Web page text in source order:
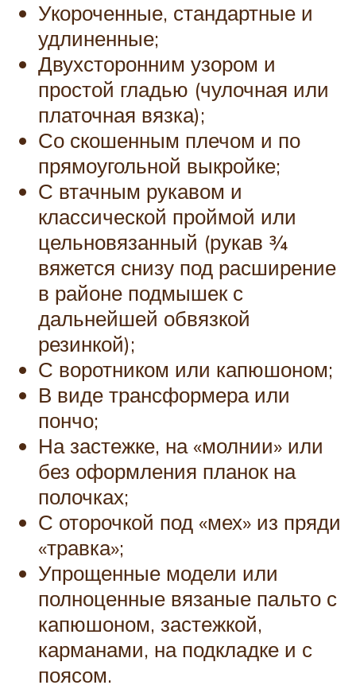
Укороченные, стандартные и
удлиненные;
Двухсторонним узором и
простой гладью (чулочная или
платочная вязка);
Со скошенным плечом и по
прямоугольной выкройке;
С втачным рукавом и
классической проймой или
цельновязанный (рукав ¾
вяжется снизу под расширение
в районе подмышек с
дальнейшей обвязкой
резинкой);
С воротником или капюшоном;
В виде трансформера или
пончо;
На застежке, на «молнии» или
без оформления планок на
полочках;
С оторочкой под «мех» из пряди
«травка»;
Упрощенные модели или
полноценные вязаные пальто с
капюшоном, застежкой,
карманами, на подкладке и с
поясом.